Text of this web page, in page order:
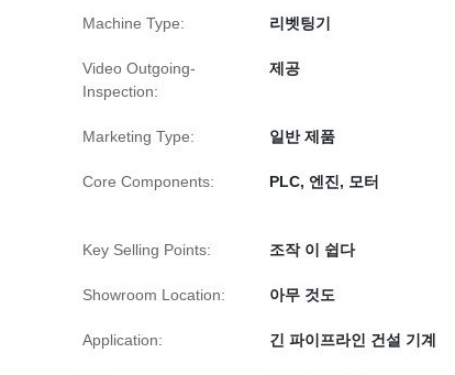
Machine Type: 리벳팅기
Video Outgoing-
Inspection:
제공
Marketing Type: 일반 제품
Core Components: PLC, 엔진, 모터
Key Selling Points: 조작 이 쉽다
Showroom Location: 아무 것도
Application: 긴 파이프라인 건설 기계